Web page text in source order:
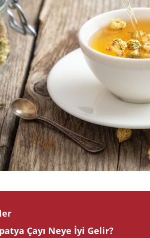
Çayı Neye İyi Gelir?